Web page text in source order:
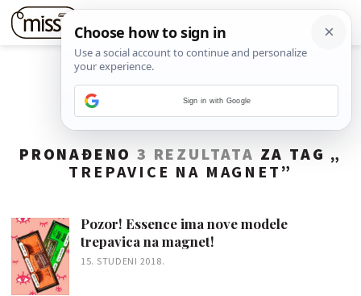
PRONAĐENO 3 REZULTATA ZA TAG „
TREPAVICE NA MAGNET ”
Pozor! Essence ima nove modele
trepavica na magnet!
15. STUDENI 2018.
Sign in with Google